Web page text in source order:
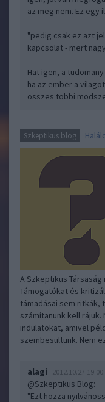
az meg nem. Ez egy
"pedig csak ez azt
kapcsolat - mert
Hat igen, a
ha az ember a
osszes tobbi
Szkeptikus blog
A Szkeptikus
Támogatókat és
támadásai sem ritkák,
számítanunk kell
indulatokat, amivel
szembesültünk. Nem
alagi 2012.10.27
@Szkeptikus Blog:
"Ezt hozza